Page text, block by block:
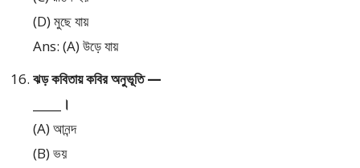
(D) মুছে যায়
Ans: (A) উড়ে যায়
ঝড় কবিতায় কবির অনুভূতি —
_____।
(A) আনন্দ
(B) ভয়